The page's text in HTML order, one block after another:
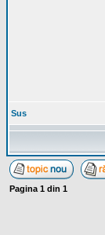
Sus
Pagina 1 din 1